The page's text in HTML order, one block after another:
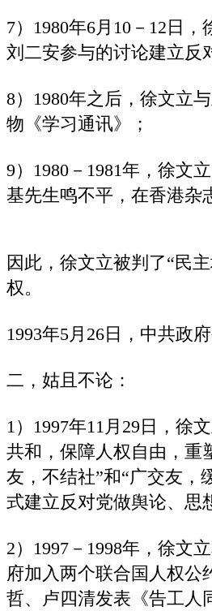
7）1980年6月10－12日
刘二安参与的讨论建立反
8）1980年之后，徐文立
物《学习通讯》；
9）1980－1981年，徐文
基先生鸣不平，在香港杂
因此，徐文立被判了“民
权。
1993年5月26日，中共政
二，姑且不论：
1）1997年11月29日，徐
共和，保障人权自由，重
友，不结社”和“广交友，
式建立反对党做舆论、思
2）1997－1998年，徐文
府加入两个联合国人权公
哲、卢四清发表《告工人